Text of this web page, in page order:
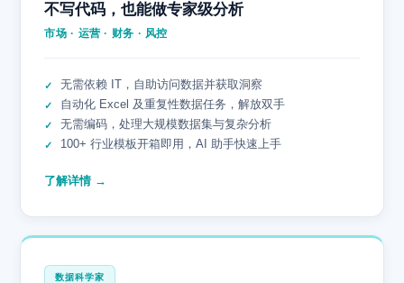
不写代码，也能做专家级分析
市场 · 运营 · 财务 · 风控
无需依赖 IT，自助访问数据并获取洞察
自动化 Excel 及重复性数据任务，解放双手
无需编码，处理大规模数据集与复杂分析
100+ 行业模板开箱即用，AI 助手快速上手
了解详情 →
数据科学家